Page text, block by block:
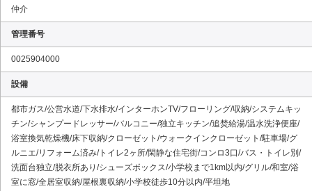
仲介
管理番号
0025904000
設備
都市ガス/公営水道/下水排水/インターホンTV/フローリング/収納/システムキッ
チン/シャンプードレッサー/バルコニー/独立キッチン/追焚給湯/温水洗浄便座/
浴室換気乾燥機/床下収納/クローゼット/ウォークインクローゼット/駐車場/グ
ルニエ/リフォーム済み/トイレ2ヶ所/閑静な住宅街/コンロ3口/バス・トイレ別/
洗面台独立/脱衣所あり/シューズボックス/小学校まで1km以内/グリル/和室/浴
室に窓/全居室収納/屋根裏収納/小学校徒歩10分以内/平坦地